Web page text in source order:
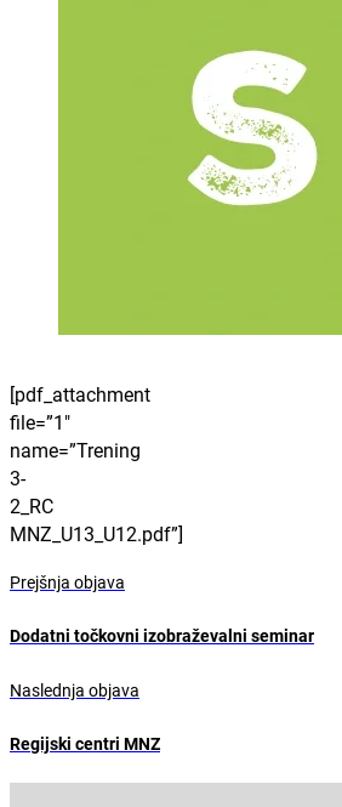
[pdf_attachment
file=”1″
name=”Trening
3-
2_RC
MNZ_U13_U12.pdf”]
Prejšnja objava
Dodatni točkovni izobraževalni seminar
Naslednja objava
Regijski centri MNZ